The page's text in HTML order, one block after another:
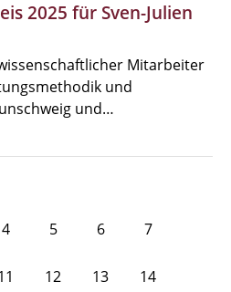
2025 für Sven-Julien
Mitarbeiter
und
und…
4 5 6 7
12 13 14